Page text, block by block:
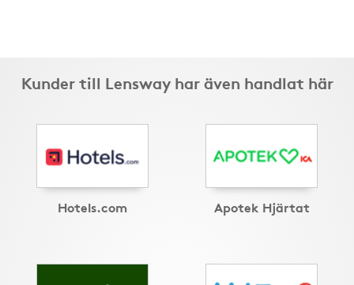
Kunder till Lensway har även handlat här
Hotels.com Apotek Hjärtat